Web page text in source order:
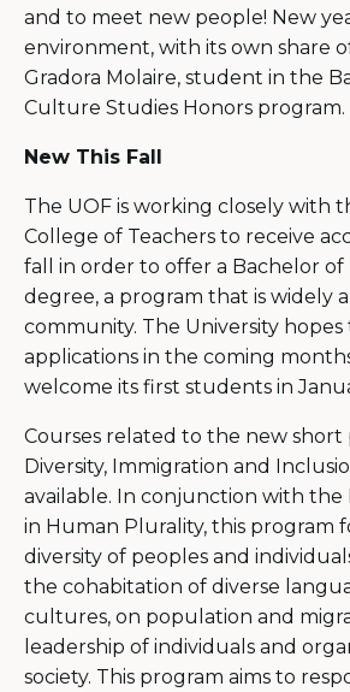
and to meet new people! New
environment, with its own share
Gradora Molaire, student in the
Culture Studies Honors program.
New This Fall
The UOF is working closely with
College of Teachers to receive
fall in order to offer a Bachelor of
degree, a program that is widely
community. The University
applications in the coming
welcome its first students in
Courses related to the new
Diversity, Immigration and
available. In conjunction with the
in Human Plurality, this program
diversity of peoples and
the cohabitation of diverse
cultures, on population and
leadership of individuals and
society. This program aims to